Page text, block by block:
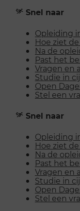
Snel naar
Opleiding
Hoe ziet
Na de
Past het
Vragen en
Studie in
Open
Stel een
Snel naar
Opleiding
Hoe ziet
Na de
Past het
Vragen en
Studie in
Open
Stel een